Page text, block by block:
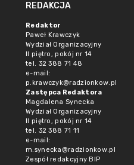
REDAKCJA
Redaktor
Paweł Krawczyk
Wydział Organizacyjny
II piętro, pokój nr 14
tel. 32 388 71 48
e-mail:
p.krawczyk@radzionkow.pl
Zastępca Redaktora
Magdalena Synecka
Wydział Organizacyjny
II piętro, pokój nr 14
tel. 32 388 71 11
e-mail:
m.synecka@radzionkow.pl
Zespół redakcyjny BIP